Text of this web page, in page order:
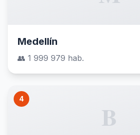
Medellín
👥 1 999 979 hab.
4
B